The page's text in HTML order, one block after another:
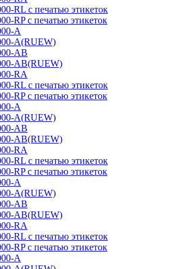
RL с печатью этикеток
RP с печатью этикеток
A
A(RUEW)
AB
AB(RUEW)
RA
RL с печатью этикеток
RP с печатью этикеток
A
A(RUEW)
AB
AB(RUEW)
RA
RL с печатью этикеток
RP с печатью этикеток
A
A(RUEW)
AB
AB(RUEW)
RA
RL с печатью этикеток
RP с печатью этикеток
A